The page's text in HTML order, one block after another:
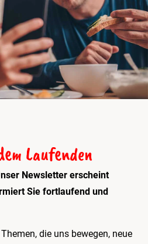
Laufenden
Newsletter erscheint
Sie fortlaufend und
die uns bewegen, neue